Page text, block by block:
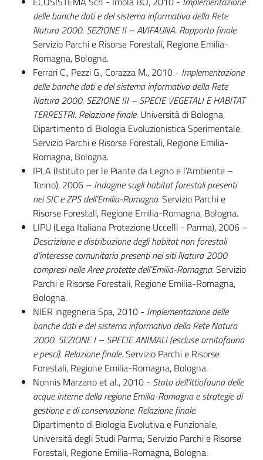
Ambiente
Argomenti
Novità
Servizi
Leggi Atti Bandi
Piani Programmi
Progetti
delle banche dati e del sistema informativo della Rete
Natura 2000. SEZIONE II – AVIFAUNA. Rapporto finale.
Servizio Parchi e Risorse Forestali, Regione Emilia-
Romagna, Bologna.
Ferrari C., Pezzi G., Corazza M., 2010 - Implementazione
delle banche dati e del sistema informativo della Rete
Natura 2000. SEZIONE III – SPECIE VEGETALI E HABITAT
TERRESTRI. Relazione finale. Università di Bologna,
Dipartimento di Biologia Evoluzionistica Sperimentale.
Servizio Parchi e Risorse Forestali, Regione Emilia-
Romagna, Bologna.
IPLA (Istituto per le Piante da Legno e l’Ambiente –
Torino), 2006 – Indagine sugli habitat forestali presenti
nei SIC e ZPS dell’Emilia-Romagna. Servizio Parchi e
Risorse Forestali, Regione Emilia-Romagna, Bologna.
LIPU (Lega Italiana Protezione Uccelli - Parma), 2006 –
Descrizione e distribuzione degli habitat non forestali
d’interesse comunitario presenti nei siti Natura 2000
compresi nelle Aree protette dell’Emilia-Romagna. Servizio
Parchi e Risorse Forestali, Regione Emilia-Romagna,
Bologna.
NIER ingegneria Spa, 2010 - Implementazione delle
banche dati e del sistema informativo della Rete Natura
2000. SEZIONE I – SPECIE ANIMALI (escluse ornitofauna
e pesci). Relazione finale. Servizio Parchi e Risorse
Forestali, Regione Emilia-Romagna, Bologna.
Nonnis Marzano et al., 2010 - Stato dell’ittiofauna delle
acque interne della regione Emilia-Romagna e strategie di
gestione e di conservazione. Relazione finale.
Dipartimento di Biologia Evolutiva e Funzionale,
Università degli Studi Parma; Servizio Parchi e Risorse
Forestali, Regione Emilia-Romagna, Bologna.